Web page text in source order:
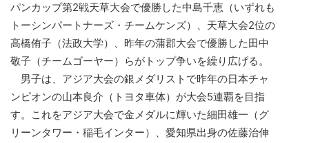
パンカップ第2戦天草大会で優勝した中島千恵（いずれも
トーシンパートナーズ・チームケンズ）、天草大会2位の
高橋侑子（法政大学）、昨年の蒲郡大会で優勝した田中
敬子（チームゴーヤー）らがトップ争いを繰り広げる。
男子は、アジア大会の銀メダリストで昨年の日本チャ
ンピオンの山本良介（トヨタ車体）が大会5連覇を目指
す。これをアジア大会で金メダルに輝いた細田雄一（グ
リーンタワー・稲毛インター）、愛知県出身の佐藤治伸